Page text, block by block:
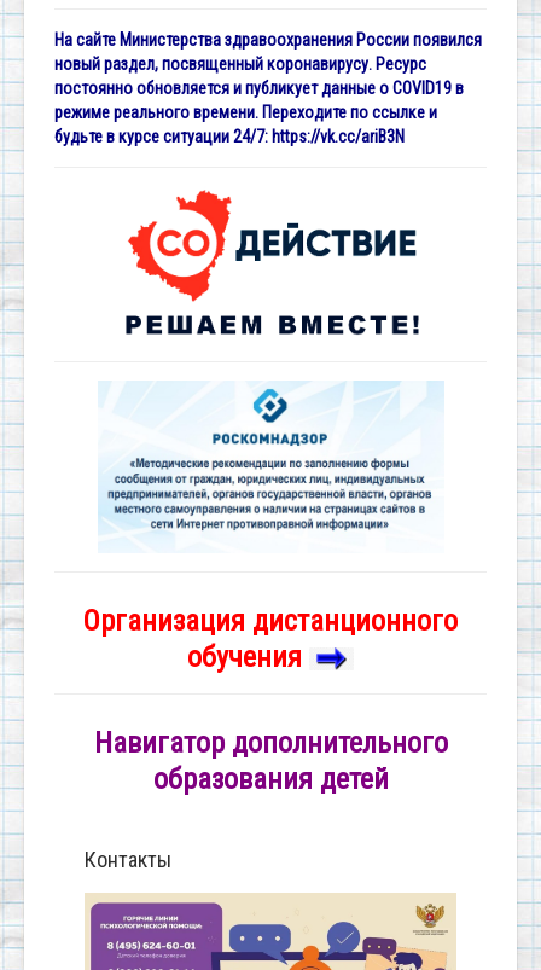
На сайте Министерства здравоохранения России появился
новый раздел, посвященный коронавирусу. Ресурс
постоянно обновляется и публикует данные о COVID19 в
режиме реального времени. Переходите по ссылке и
будьте в курсе ситуации 24/7: https://vk.cc/ariB3N
Организация дистанционного
обучения
Навигатор дополнительного
образования детей
Контакты